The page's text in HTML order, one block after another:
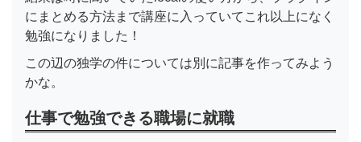
にまとめる方法まで講座に入っていてこれ以上になく
勉強になりました！
この辺の独学の件については別に記事を作ってみよう
かな。
仕事で勉強できる職場に就職